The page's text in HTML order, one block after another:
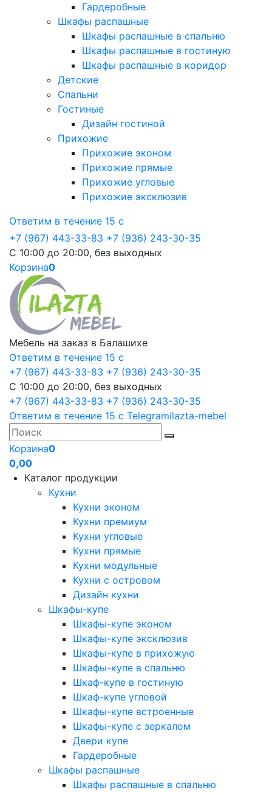
Гардеробные
Шкафы распашные
Шкафы распашные в спальню
Шкафы распашные в гостиную
Шкафы распашные в коридор
Детские
Спальни
Гостиные
Дизайн гостиной
Прихожие
Прихожие эконом
Прихожие прямые
Прихожие угловые
Прихожие эксклюзив
Ответим в течение 15 с
+7 (967) 443-33-83 +7 (936) 243-30-35
С 10:00 до 20:00, без выходных
Корзина0
Мебель на заказ в Балашихе
Ответим в течение 15 с
+7 (967) 443-33-83 +7 (936) 243-30-35
С 10:00 до 20:00, без выходных
+7 (967) 443-33-83 +7 (936) 243-30-35
Ответим в течение 15 с Telegramilazta-mebel
Корзина0
0,00
Каталог продукции
Кухни
Кухни эконом
Кухни премиум
Кухни угловые
Кухни прямые
Кухни модульные
Кухни с островом
Дизайн кухни
Шкафы-купе
Шкафы-купе эконом
Шкафы-купе эксклюзив
Шкафы-купе в прихожую
Шкафы-купе в спальню
Шкаф-купе в гостиную
Шкаф-купе угловой
Шкафы-купе встроенные
Шкафы-купе с зеркалом
Двери купе
Гардеробные
Шкафы распашные
Шкафы распашные в спальню